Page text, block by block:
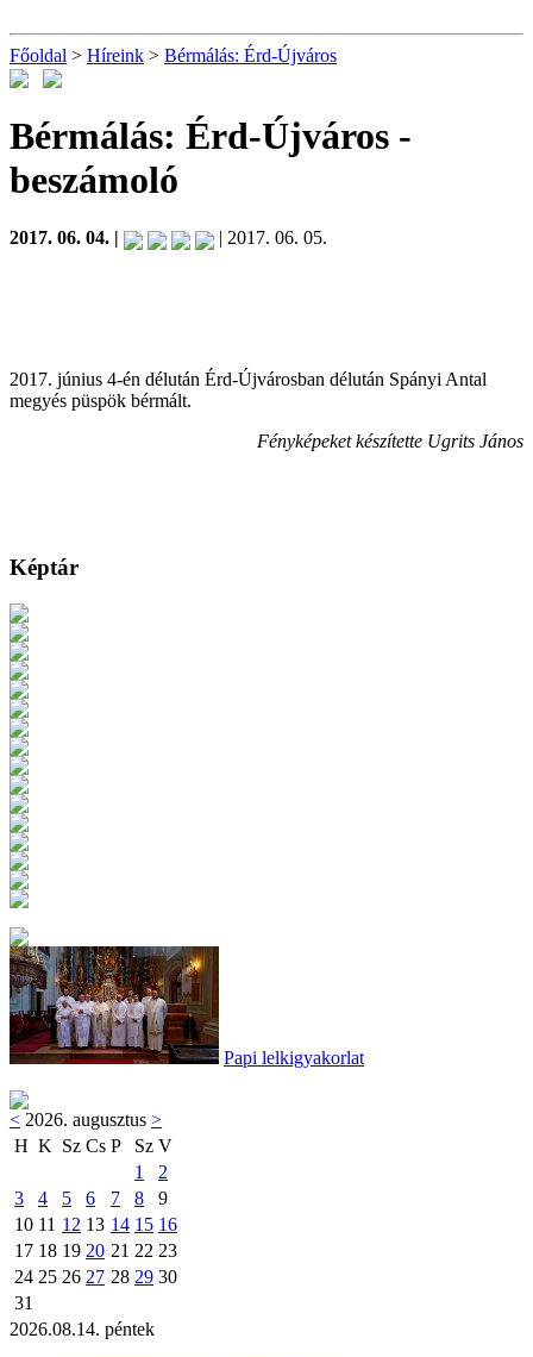
Főoldal > Híreink > Bérmálás: Érd-Újváros
Bérmálás: Érd-Újváros -
beszámoló
2017. 06. 04. | | 2017. 06. 05.
2017. június 4-én délután Érd-Újvárosban délután Spányi Antal
megyés püspök bérmált.
Fényképeket készítette Ugrits János
Képtár
Papi lelkigyakorlat
< 2026. augusztus >
H K Sz Cs P Sz V
1
2
3
4 5 6 7 8
9
10 11 12 13 14 15 16
17 18 19 20 21 22 23
24 25 26 27 28 29 30
31
2026.08.14. péntek